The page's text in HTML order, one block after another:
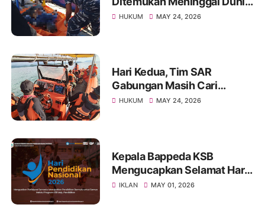
di Pantai Kertasari
HUKUM MAY 24, 2026
Hari Kedua, Tim SAR
Gabungan Masih Cari
Nelayan Lansia yang Hilang
HUKUM MAY 24, 2026
Kepala Bappeda KSB
Mengucapkan Selamat Hari
Pendidikan Nasional 2026
IKLAN MAY 01, 2026